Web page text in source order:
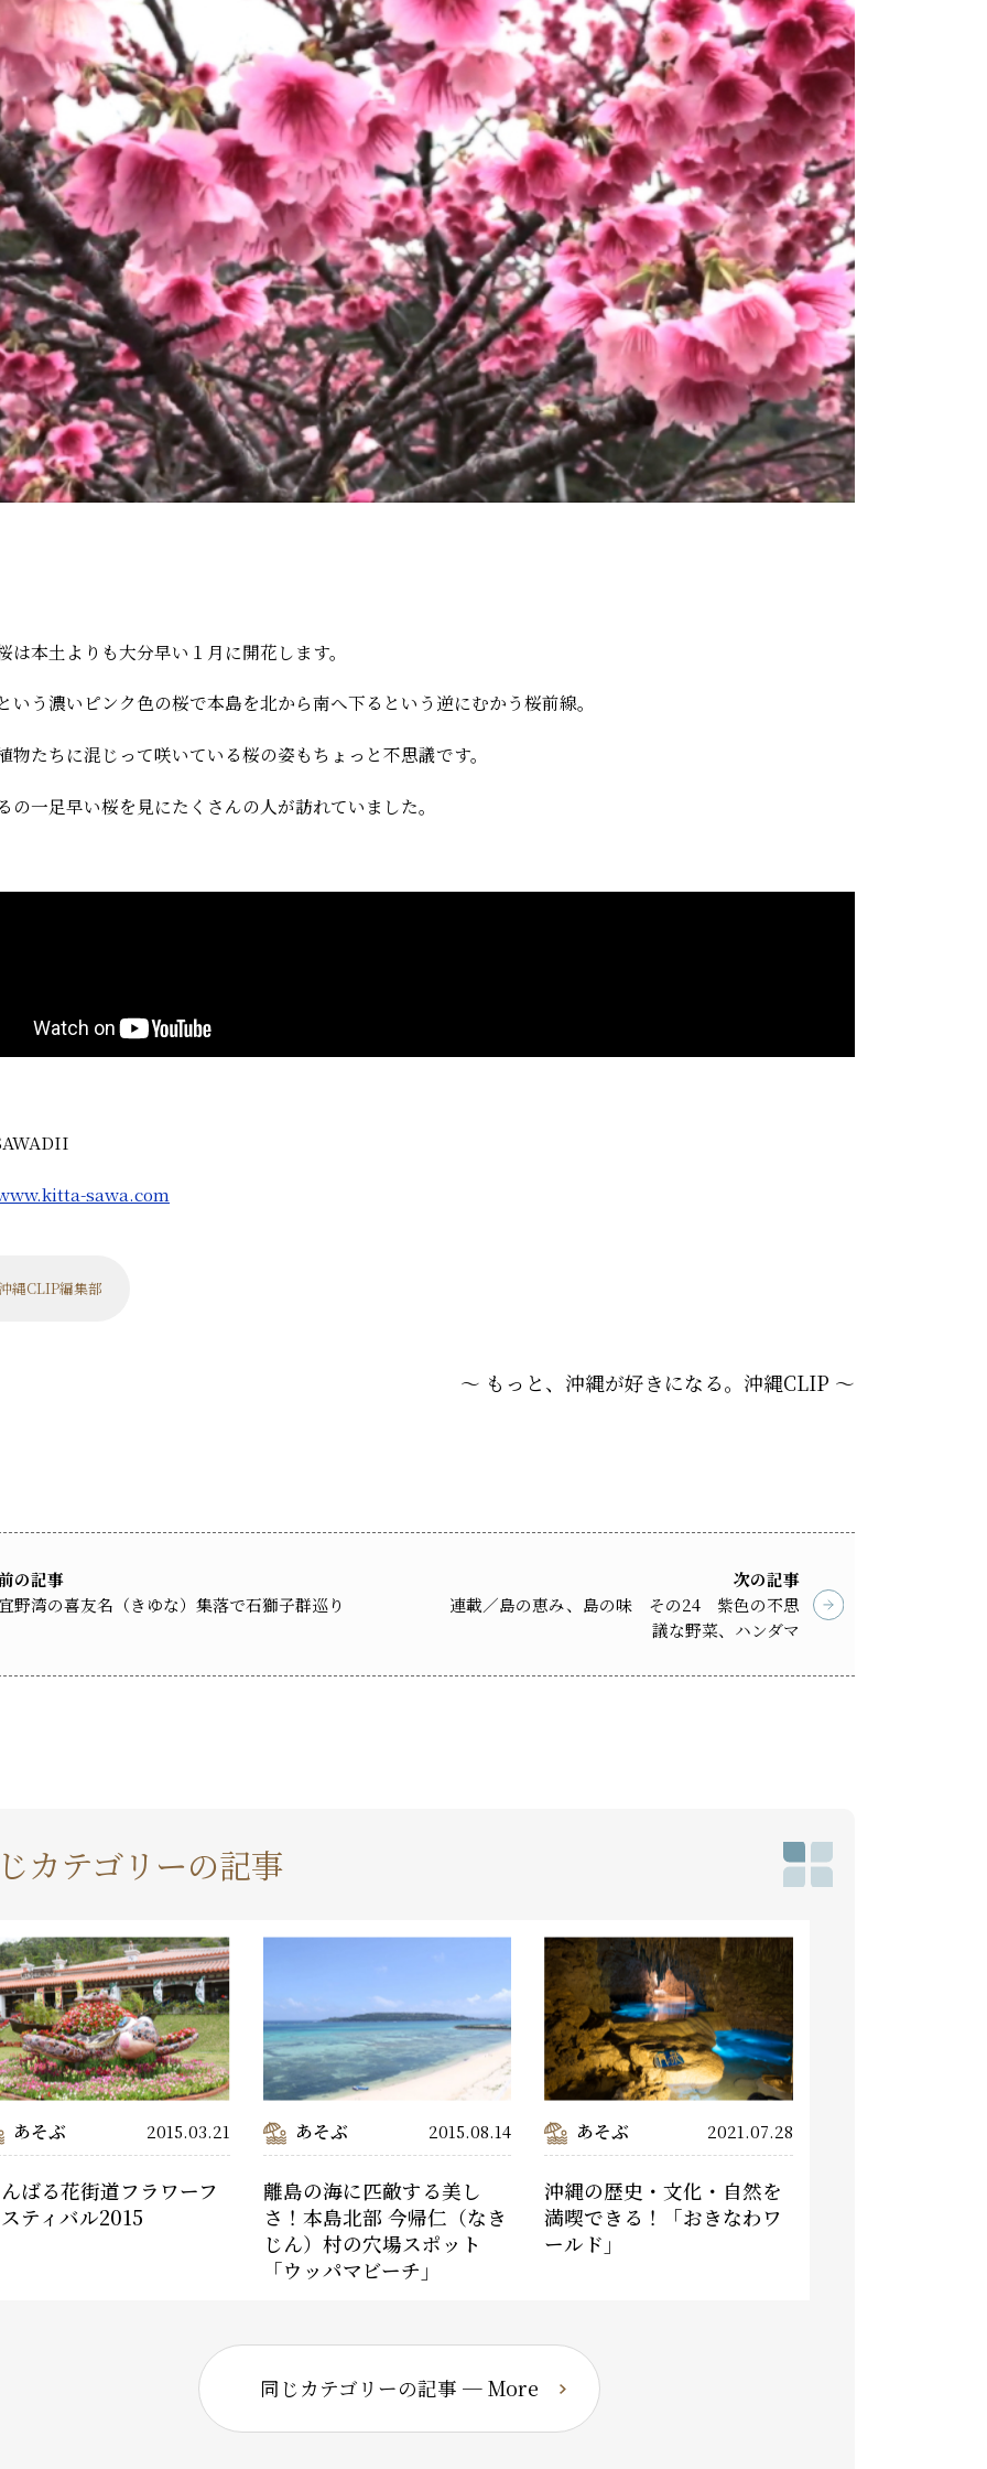
は本土よりも大分早い１月に開花します。
いう濃いピンク色の桜で本島を北から南へ下るという逆にむかう桜前線。
物たちに混じって咲いている桜の姿もちょっと不思議です。
の一足早い桜を見にたくさんの人が訪れていました。
sawa.com
縄CLIP編集部
～ もっと、沖縄が好きになる。沖縄CLIP ～
の記事
野湾の喜友名（きゆな）集落で石獅子群巡り
次の記事
連載／島の恵み、島の味 その24 紫色の不思
議な野菜、ハンダマ
カテゴリーの記事
あそぶ 2015.03.21
ばる花街道フラワーフ
ティバル2015
あそぶ 2015.08.14
離島の海に匹敵する美し
さ！本島北部 今帰仁（なき
じん）村の穴場スポット
「ウッパマビーチ」
あそぶ 2021.07.28
沖縄の歴史・文化・自然を
満喫できる！「おきなわワ
ールド」
同じカテゴリーの記事 ─ More